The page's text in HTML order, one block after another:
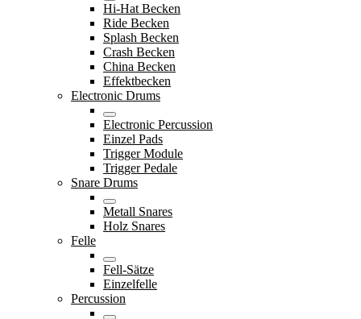
Hi-Hat Becken
Ride Becken
Splash Becken
Crash Becken
China Becken
Effektbecken
Electronic Drums
Electronic Percussion
Einzel Pads
Trigger Module
Trigger Pedale
Snare Drums
Metall Snares
Holz Snares
Felle
Fell-Sätze
Einzelfelle
Percussion